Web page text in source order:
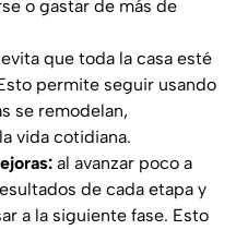
o gastar de más de
evita que toda la casa esté
permite seguir usando
se remodelan,
vida cotidiana.
al avanzar poco a
de cada etapa y
a la siguiente fase. Esto